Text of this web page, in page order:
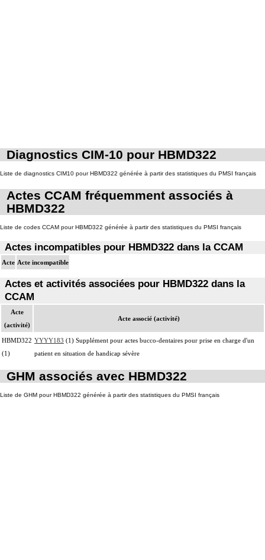
Diagnostics CIM-10 pour HBMD322
Liste de diagnostics CIM10 pour HBMD322 générée à partir des statistiques du PMSI français
Actes CCAM fréquemment associés à
HBMD322
Liste de codes CCAM pour HBMD322 générée à partir des statistiques du PMSI français
Actes incompatibles pour HBMD322 dans la CCAM
Acte Acte incompatible
Actes et activités associées pour HBMD322 dans la
CCAM
Acte
(activité)
Acte associé (activité)
HBMD322
(1)
YYYY183 (1) Supplément pour actes bucco-dentaires pour prise en charge d'un
patient en situation de handicap sévère
GHM associés avec HBMD322
Liste de GHM pour HBMD322 générée à partir des statistiques du PMSI français